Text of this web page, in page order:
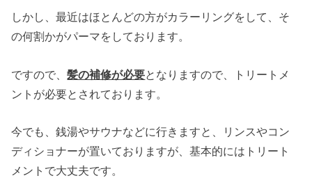
しかし、最近はほとんどの方がカラーリングをして、そ
の何割かがパーマをしております。
ですので、髪の補修が必要となりますので、トリートメ
ントが必要とされております。
今でも、銭湯やサウナなどに行きますと、リンスやコン
ディショナーが置いておりますが、基本的にはトリート
メントで大丈夫です。